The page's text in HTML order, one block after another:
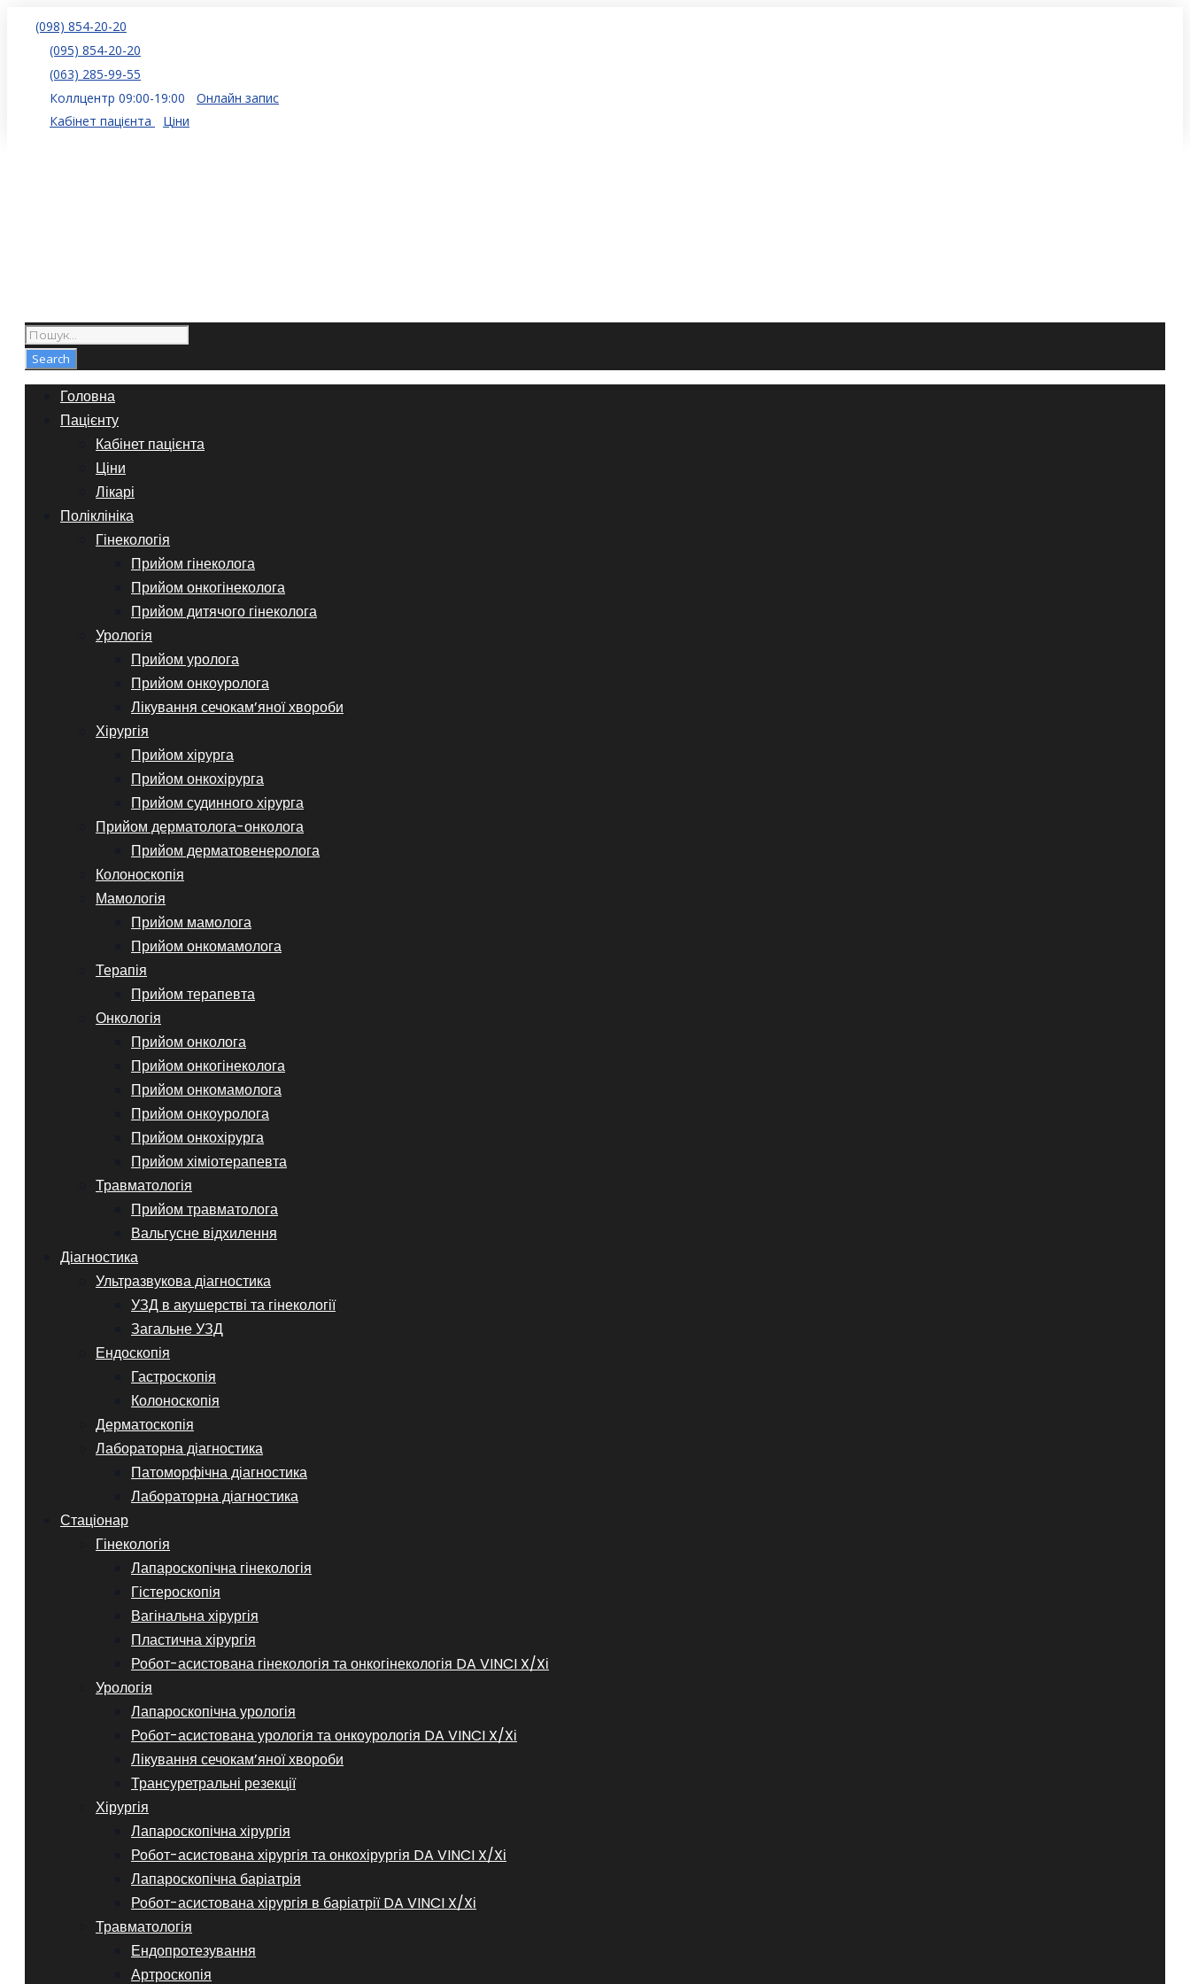
(098) 854-20-20
(095) 854-20-20
(063) 285-99-55
Коллцентр 09:00-19:00
Онлайн запис
Кабінет пацієнта
Ціни
Головна
Пацієнту
Кабінет пацієнта
Ціни
Лікарі
Поліклініка
Гінекологія
Прийом гінеколога
Прийом онкогінеколога
Прийом дитячого гінеколога
Урологія
Прийом уролога
Прийом онкоуролога
Лікування сечокам’яної хвороби
Хірургія
Прийом хірурга
Прийом онкохірурга
Прийом судинного хірурга
Прийом дерматолога-онколога
Прийом дерматовенеролога
Колоноскопія
Мамологія
Прийом мамолога
Прийом онкомамолога
Терапія
Прийом терапевта
Онкологія
Прийом онколога
Прийом онкогінеколога
Прийом онкомамолога
Прийом онкоуролога
Прийом онкохірурга
Прийом хіміотерапевта
Травматологія
Прийом травматолога
Вальгусне відхилення
Діагностика
Ультразвукова діагностика
УЗД в акушерстві та гінекології
Загальне УЗД
Ендоскопія
Гастроскопія
Колоноскопія
Дерматоскопія
Лабораторна діагностика
Патоморфічна діагностика
Лабораторна діагностика
Стаціонар
Гінекологія
Лапароскопічна гінекологія
Гістероскопія
Вагінальна хірургія
Пластична хірургія
Робот-асистована гінекологія та онкогінекологія DA VINCI X/Xі
Урологія
Лапароскопічна урологія
Робот-асистована урологія та онкоурологія DA VINCI X/Xі
Лікування сечокам’яної хвороби
Трансуретральні резекції
Хірургія
Лапароскопічна хірургія
Робот-асистована хірургія та онкохірургія DA VINCI X/Xі
Лапароскопічна баріатрія
Робот-асистована хірургія в баріатрії DA VINCI X/Xі
Травматологія
Ендопротезування
Артроскопія